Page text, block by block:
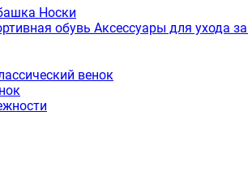
Носки
обувь Аксессуары для ухода
венок